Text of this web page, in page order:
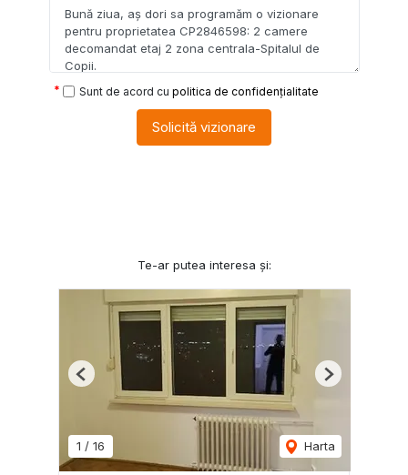
Sunt de acord cu politica de confidențialitate
Solicită vizionare
Te-ar putea interesa și:
1 / 16 Harta
Previous Next